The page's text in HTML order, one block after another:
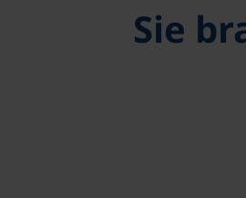
Sie